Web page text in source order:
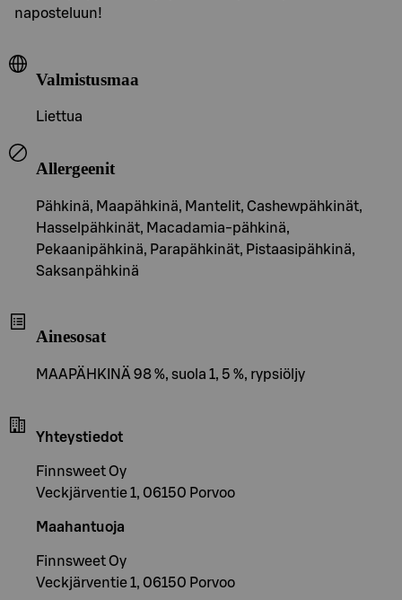
naposteluun!
Valmistusmaa
Liettua
Allergeenit
Pähkinä, Maapähkinä, Mantelit, Cashewpähkinät,
Hasselpähkinät, Macadamia-pähkinä,
Pekaanipähkinä, Parapähkinät, Pistaasipähkinä,
Saksanpähkinä
Ainesosat
MAAPÄHKINÄ 98 %, suola 1, 5 %, rypsiöljy
Yhteystiedot
Finnsweet Oy
Veckjärventie 1, 06150 Porvoo
Maahantuoja
Finnsweet Oy
Veckjärventie 1, 06150 Porvoo